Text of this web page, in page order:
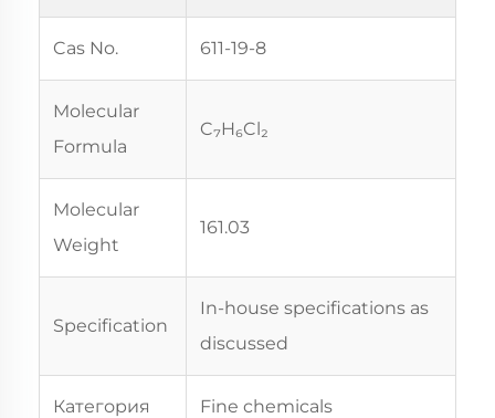
Cas No. 611-19-8
Molecular
Formula
C₇H₆Cl₂
Molecular
Weight
161.03
Specification
In-house specifications as
discussed
Категория Fine chemicals